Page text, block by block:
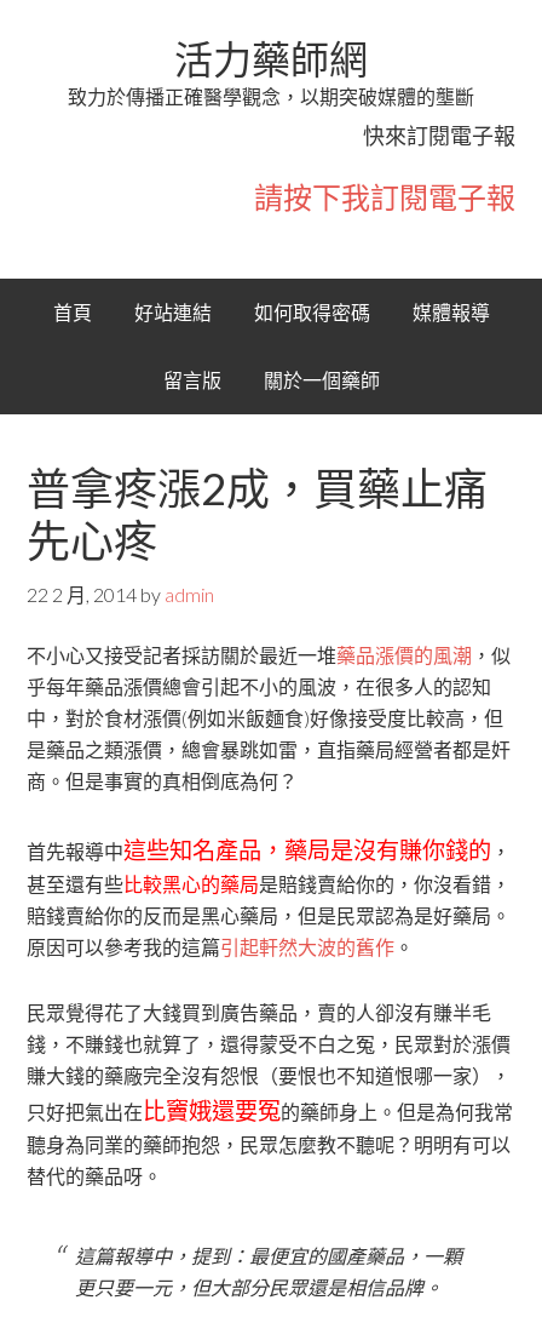
活力藥師網
致力於傳播正確醫學觀念，以期突破媒體的壟斷
快來訂閱電子報
請按下我訂閱電子報
首頁 好站連結 如何取得密碼 媒體報導
留言版 關於一個藥師
普拿疼漲2成，買藥止痛
先心疼
22 2 月, 2014 by admin
不小心又接受記者採訪關於最近一堆藥品漲價的風潮 ，似
乎每年藥品漲價總會引起不小的風波，在很多人的認知
中，對於食材漲價(例如米飯麵食)好像接受度比較高，但
是藥品之類漲價，總會暴跳如雷，直指藥局經營者都是奸
商。但是事實的真相倒底為何？
首先報導中這些知名產品，藥局是沒有賺你錢的 ，
甚至還有些比較黑心的藥局是賠錢賣給你的，你沒看錯，
賠錢賣給你的反而是黑心藥局，但是民眾認為是好藥局。
原因可以參考我的這篇引起軒然大波的舊作 。
民眾覺得花了大錢買到廣告藥品，賣的人卻沒有賺半毛
錢，不賺錢也就算了，還得蒙受不白之冤，民眾對於漲價
賺大錢的藥廠完全沒有怨恨（要恨也不知道恨哪一家），
只好把氣出在 比竇娥還要冤的藥師身上。但是為何我常
聽身為同業的藥師抱怨，民眾怎麼教不聽呢？明明有可以
替代的藥品呀。
這篇報導中，提到：最便宜的國產藥品，一顆
更只要一元，但大部分民眾還是相信品牌。